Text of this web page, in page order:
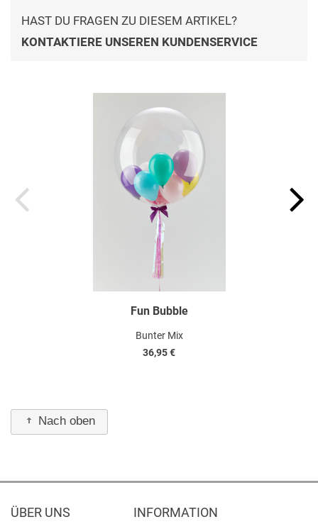
HAST DU FRAGEN ZU DIESEM ARTIKEL?
KONTAKTIERE UNSEREN KUNDENSERVICE
Fun Bubble
Bunter Mix
36,95 €
Nach oben
ÜBER UNS INFORMATION